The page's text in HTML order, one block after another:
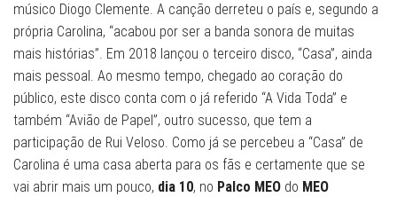
músico Diogo Clemente. A canção derreteu o país e, segundo a
própria Carolina, “acabou por ser a banda sonora de muitas
mais histórias”. Em 2018 lançou o terceiro disco, “Casa”, ainda
mais pessoal. Ao mesmo tempo, chegado ao coração do
público, este disco conta com o já referido “A Vida Toda” e
também “Avião de Papel”, outro sucesso, que tem a
participação de Rui Veloso. Como já se percebeu a “Casa” de
Carolina é uma casa aberta para os fãs e certamente que se
vai abrir mais um pouco, dia 10, no Palco MEO do MEO